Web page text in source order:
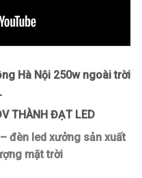
Hà Nội 250w ngoài trời
THÀNH ĐẠT LED
đèn led xưởng sản xuất
mặt trời